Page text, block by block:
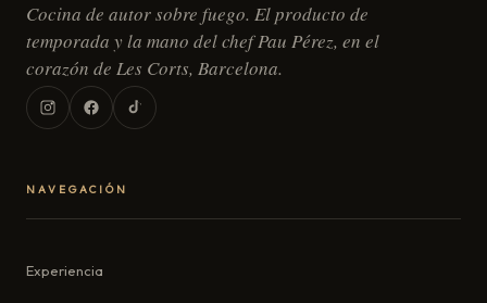
Cocina de autor sobre fuego. El producto de
temporada y la mano del chef Pau Pérez, en el
corazón de Les Corts, Barcelona.
NAVEGACIÓN
Experiencia